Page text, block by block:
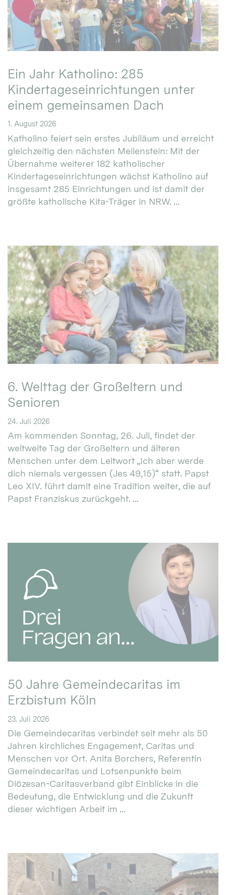
Ein Jahr Katholino: 285
Kindertageseinrichtungen unter
einem gemeinsamen Dach
1. August 2026
Katholino feiert sein erstes Jubiläum und erreicht
gleichzeitig den nächsten Meilenstein: Mit der
Übernahme weiterer 182 katholischer
Kindertageseinrichtungen wächst Katholino auf
insgesamt 285 Einrichtungen und ist damit der
größte katholische Kita-Träger in NRW. ...
6. Welttag der Großeltern und
Senioren
24. Juli 2026
Am kommenden Sonntag, 26. Juli, findet der
weltweite Tag der Großeltern und älteren
Menschen unter dem Leitwort „Ich aber werde
dich niemals vergessen (Jes 49,15)“ statt. Papst
Leo XIV. führt damit eine Tradition weiter, die auf
Papst Franziskus zurückgeht. ...
50 Jahre Gemeindecaritas im
Erzbistum Köln
23. Juli 2026
Die Gemeindecaritas verbindet seit mehr als 50
Jahren kirchliches Engagement, Caritas und
Menschen vor Ort. Anita Borchers, Referentin
Gemeindecaritas und Lotsenpunkte beim
Diözesan-Caritasverband gibt Einblicke in die
Bedeutung, die Entwicklung und die Zukunft
dieser wichtigen Arbeit im ...